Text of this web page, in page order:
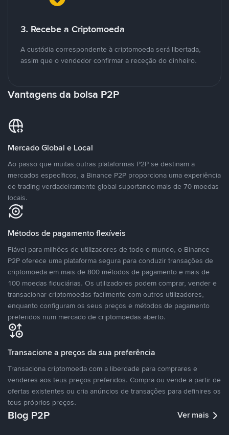
3. Recebe a Criptomoeda
A custódia correspondente à criptomoeda será libertada,
assim que o vendedor confirmar a receção do dinheiro.
Vantagens da bolsa P2P
Mercado Global e Local
Ao passo que muitas outras plataformas P2P se destinam a
mercados específicos, a Binance P2P proporciona uma experiência
de trading verdadeiramente global suportando mais de 70 moedas
locais.
Métodos de pagamento flexíveis
Fiável para milhões de utilizadores de todo o mundo, o Binance
P2P oferece uma plataforma segura para conduzir transações de
criptomoeda em mais de 800 métodos de pagamento e mais de
100 moedas fiduciárias. Os utilizadores podem comprar, vender e
transacionar criptomoedas facilmente com outros utilizadores,
enquanto configuram os seus preços e métodos de pagamento
preferidos num mercado de criptomoedas aberto.
Transacione a preços da sua preferência
Transaciona criptomoeda com a liberdade para comprares e
venderes aos teus preços preferidos. Compra ou vende a partir de
ofertas existentes ou cria anúncios de transações para definires os
teus próprios preços.
Blog P2P Ver mais